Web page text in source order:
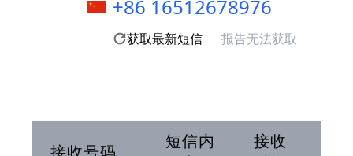
+86 16512678976
获取最新短信 报告无法获取
接收号码
短信内
接收